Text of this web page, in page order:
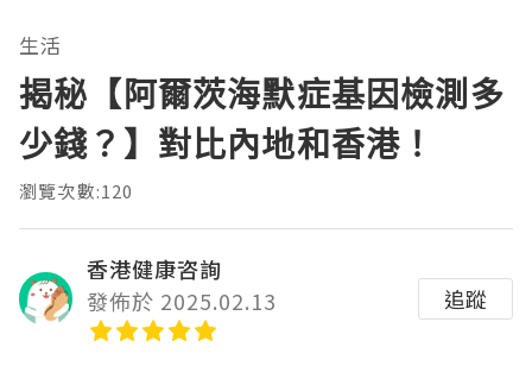
生活
揭秘【阿爾茨海默症基因檢測多
少錢？】對比內地和香港！
瀏覽次數:120
香港健康咨詢
發佈於 2025.02.13
追蹤